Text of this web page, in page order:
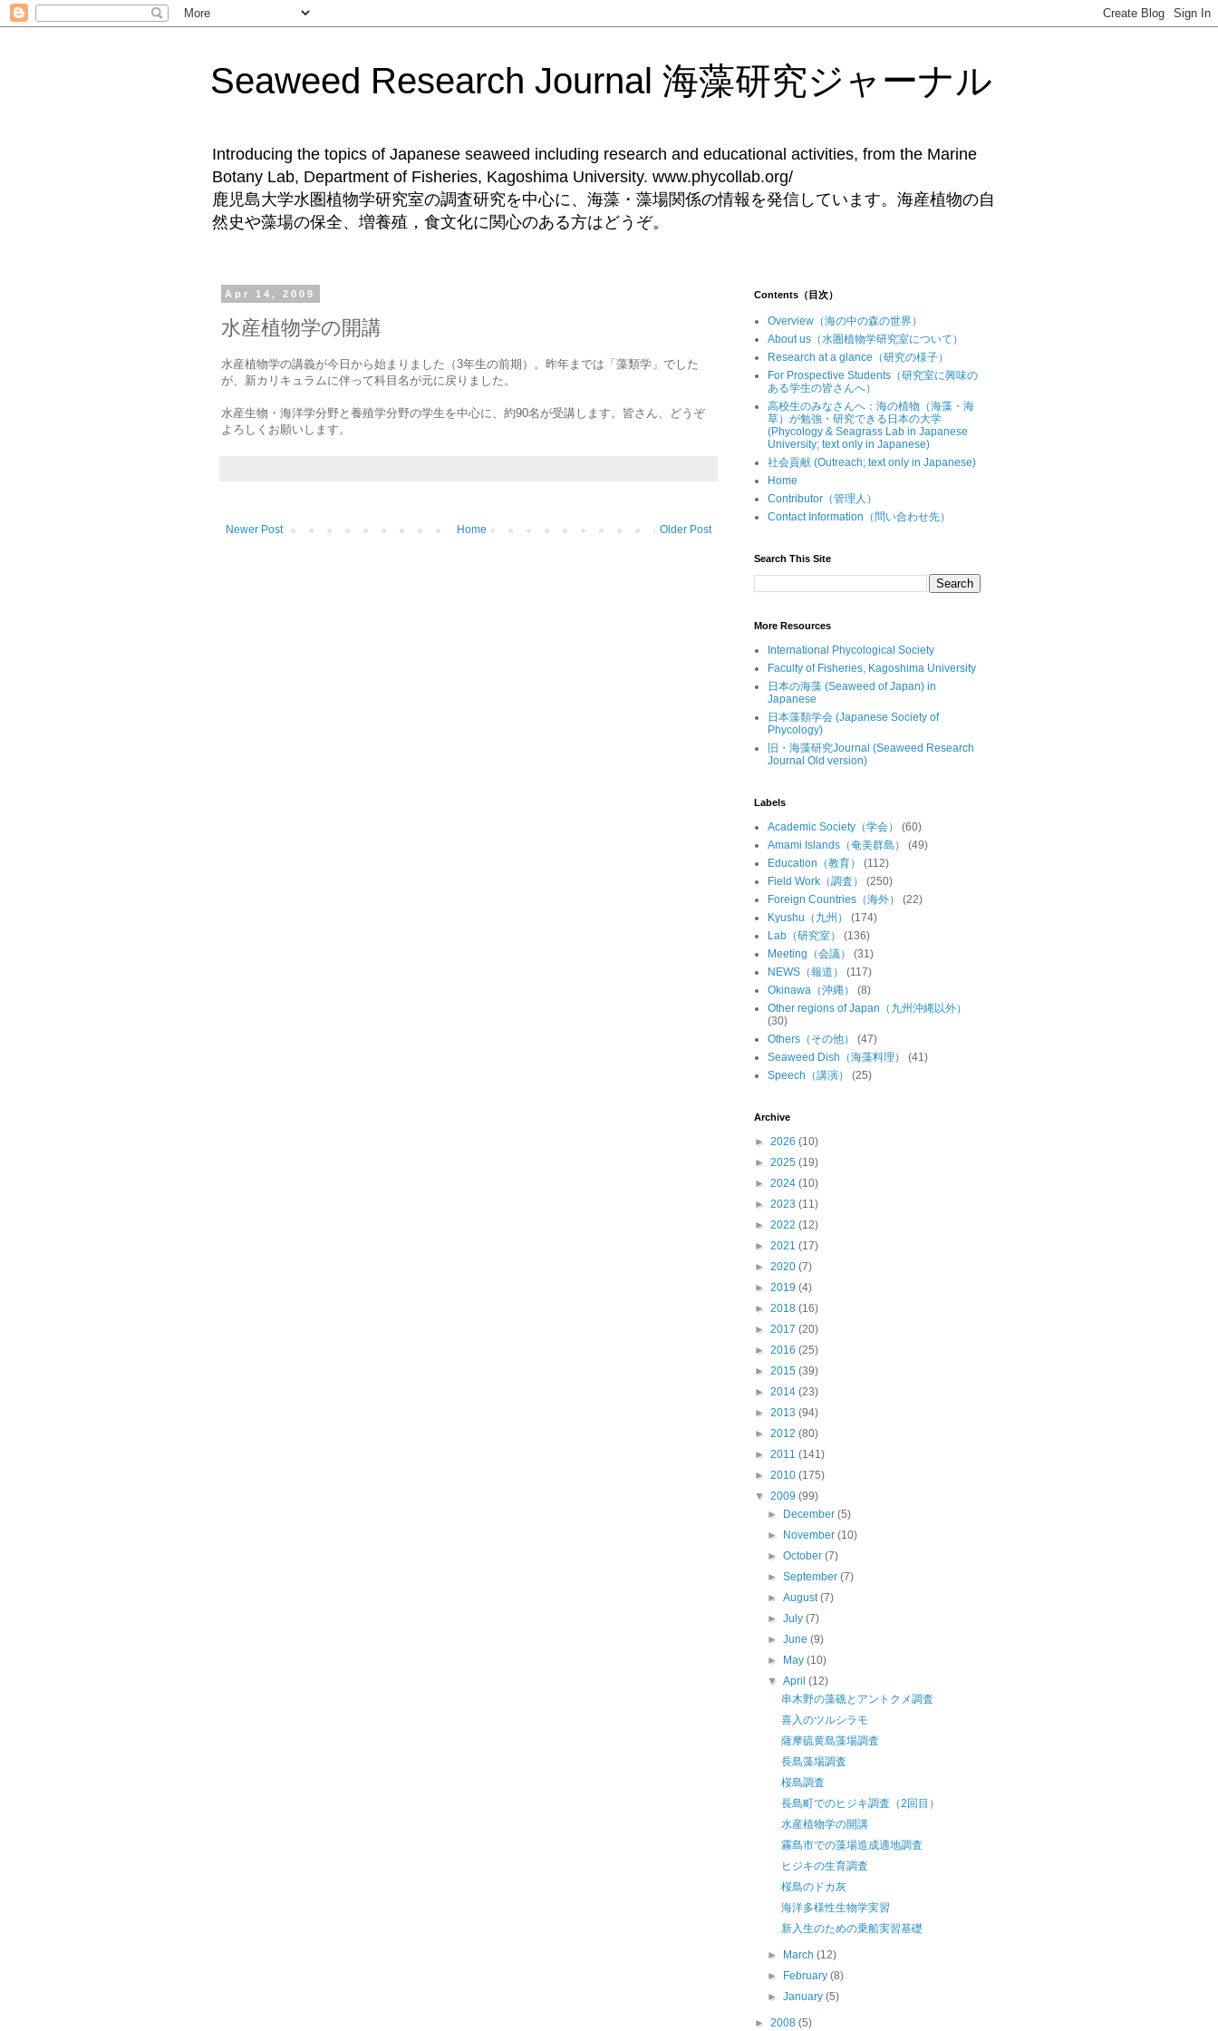
Seaweed Research Journal 海藻研究ジャーナル
Introducing the topics of Japanese seaweed including research and educational activities, from the Marine
Botany Lab, Department of Fisheries, Kagoshima University. www.phycollab.org/
鹿児島大学水圏植物学研究室の調査研究を中心に、海藻・藻場関係の情報を発信しています。海産植物の自
然史や藻場の保全、増養殖，食文化に関心のある方はどうぞ。
Apr 14, 2009
水産植物学の開講
水産植物学の講義が今日から始まりました（3年生の前期）。昨年までは「藻類学」でした
が、新カリキュラムに伴って科目名が元に戻りました。
水産生物・海洋学分野と養殖学分野の学生を中心に、約90名が受講します。皆さん、どうぞ
よろしくお願いします。
Newer Post Older Post
Home
Contents（目次）
Overview（海の中の森の世界）
About us（水圏植物学研究室について）
Research at a glance（研究の様子）
For Prospective Students（研究室に興味の
ある学生の皆さんへ）
高校生のみなさんへ：海の植物（海藻・海
草）が勉強・研究できる日本の大学
(Phycology & Seagrass Lab in Japanese
University; text only in Japanese)
社会貢献 (Outreach; text only in Japanese)
Home
Contributor（管理人）
Contact Information（問い合わせ先）
Search This Site
More Resources
International Phycological Society
Faculty of Fisheries, Kagoshima University
日本の海藻 (Seaweed of Japan) in
Japanese
日本藻類学会 (Japanese Society of
Phycology)
旧・海藻研究Journal (Seaweed Research
Journal Old version)
Labels
Academic Society（学会）
(60)
Amami Islands（奄美群島）
(49)
Education（教育）
(112)
Field Work（調査）
(250)
Foreign Countries（海外）
(22)
Kyushu（九州）
(174)
Lab（研究室）
(136)
Meeting（会議）
(31)
NEWS（報道）
(117)
Okinawa（沖縄）
(8)
Other regions of Japan（九州沖縄以外）
(30)
Others（その他）
(47)
Seaweed Dish（海藻料理）
(41)
Speech（講演）
(25)
Archive
► 2026 (10)
► 2025 (19)
► 2024 (10)
► 2023 (11)
► 2022 (12)
► 2021 (17)
► 2020 (7)
► 2019 (4)
► 2018 (16)
► 2017 (20)
► 2016 (25)
► 2015 (39)
► 2014 (23)
► 2013 (94)
► 2012 (80)
► 2011 (141)
► 2010 (175)
▼ 2009 (99)
►
December(5)
►
November(10)
►October(7)
►September(7)
►August(7)
►July(7)
►June(9)
►
May(10)
▼April(12)
串木野の藻礁とアントクメ調査
喜入のツルシラモ
薩摩硫黄島藻場調査
長島藻場調査
桜島調査
長島町でのヒジキ調査（2回目）
水産植物学の開講
霧島市での藻場造成適地調査
ヒジキの生育調査
桜島のドカ灰
海洋多様性生物学実習
新入生のための乗船実習基礎
► March(12)
►
February(8)
►January(5)
► 2008 (5)